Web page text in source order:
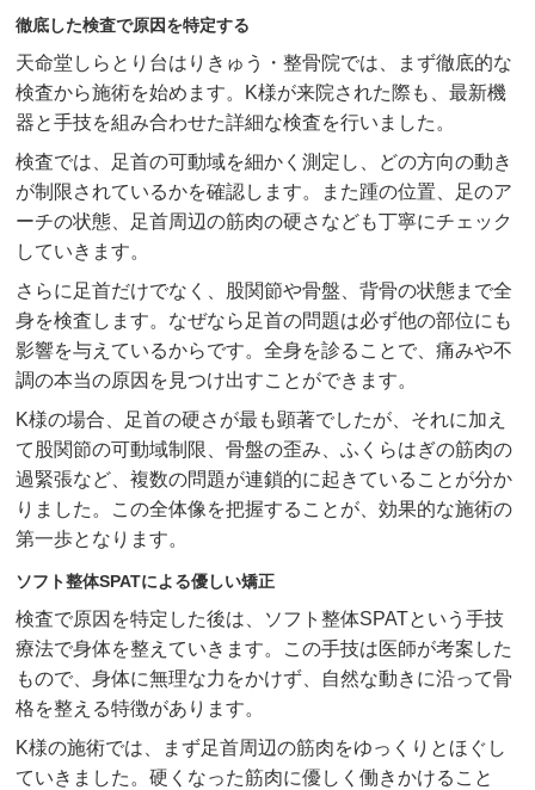
徹底した検査で原因を特定する
天命堂しらとり台はりきゅう・整骨院では、まず徹底的な
検査から施術を始めます。K様が来院された際も、最新機
器と手技を組み合わせた詳細な検査を行いました。
検査では、足首の可動域を細かく測定し、どの方向の動き
が制限されているかを確認します。また踵の位置、足のア
ーチの状態、足首周辺の筋肉の硬さなども丁寧にチェック
していきます。
さらに足首だけでなく、股関節や骨盤、背骨の状態まで全
身を検査します。なぜなら足首の問題は必ず他の部位にも
影響を与えているからです。全身を診ることで、痛みや不
調の本当の原因を見つけ出すことができます。
K様の場合、足首の硬さが最も顕著でしたが、それに加え
て股関節の可動域制限、骨盤の歪み、ふくらはぎの筋肉の
過緊張など、複数の問題が連鎖的に起きていることが分か
りました。この全体像を把握することが、効果的な施術の
第一歩となります。
ソフト整体SPATによる優しい矯正
検査で原因を特定した後は、ソフト整体SPATという手技
療法で身体を整えていきます。この手技は医師が考案した
もので、身体に無理な力をかけず、自然な動きに沿って骨
格を整える特徴があります。
K様の施術では、まず足首周辺の筋肉をゆっくりとほぐし
ていきました。硬くなった筋肉に優しく働きかけること